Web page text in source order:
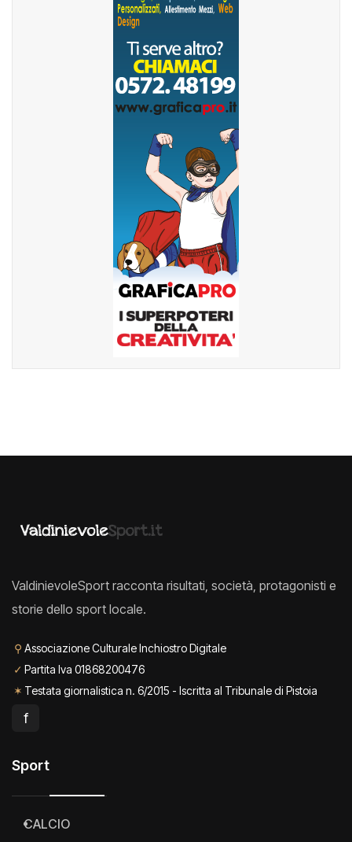
ValdinievoleSport racconta risultati, società, protagonisti e
storie dello sport locale.
⚲ Associazione Culturale Inchiostro Digitale
✓ Partita Iva 01868200476
✶ Testata giornalistica n. 6/2015 - Iscritta al Tribunale di Pistoia
f
Sport
CALCIO